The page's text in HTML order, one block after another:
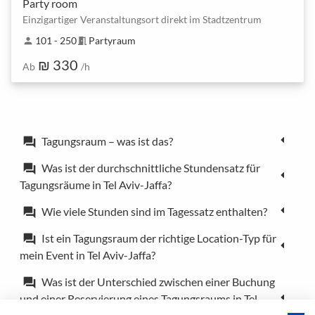
Party room
Einzigartiger Veranstaltungsort direkt im Stadtzentrum
person 101 - 250meeting_room Partyraum
Ab ₪ 330 /h
forum Tagungsraum – was ist das?
forum Was ist der durchschnittliche Stundensatz für
Tagungsräume in Tel Aviv-Jaffa?
forum Wie viele Stunden sind im Tagessatz enthalten?
forum Ist ein Tagungsraum der richtige Location-Typ für
mein Event in Tel Aviv-Jaffa?
forum Was ist der Unterschied zwischen einer Buchung
und einer Reservierung eines Tagungsraums in Tel